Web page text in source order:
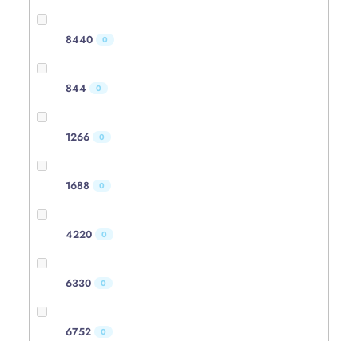
8440 0
844 0
1266 0
1688 0
4220 0
6330 0
6752 0